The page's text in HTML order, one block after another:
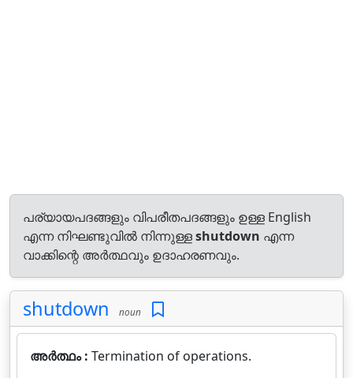
പര്യായപദങ്ങളും വിപരീതപദങ്ങളും ഉള്ള English
എന്ന നിഘണ്ടുവിൽ നിന്നുള്ളshutdown എന്ന
വാക്കിന്റെ അർത്ഥവും ഉദാഹരണവും.
shutdown noun
അർത്ഥം : Termination of operations.